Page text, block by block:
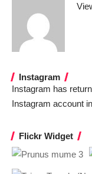
Instagram
Instagram has
Instagram account
Flickr Widget